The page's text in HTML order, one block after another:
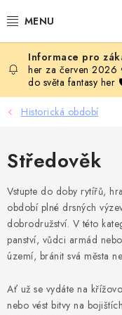
na
KOMPLETNÍ
PODLE VĚKU
BLOG
VYDAVATELSTVÍ
OLOHRANÍ
her za červen 2026
do světa fantasy her
Historická období
Středověk
Vstupte do doby rytířů,
období plné drsných
dobrodružství. V této
panství, vůdci armád
území, bránit svá města
Ať už se vydáte na
nebo vést bitvy na